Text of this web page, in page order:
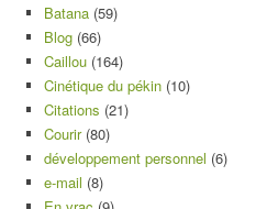
Batana (59)
Blog (66)
Caillou (164)
Cinétique du pékin (10)
Citations (21)
Courir(80)
développement personnel (6)
e-mail (8)